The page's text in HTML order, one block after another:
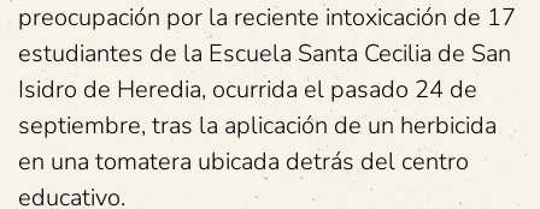
preocupación por la reciente intoxicación de 17
estudiantes de la Escuela Santa Cecilia de San
Isidro de Heredia, ocurrida el pasado 24 de
septiembre, tras la aplicación de un herbicida
en una tomatera ubicada detrás del centro
educativo.